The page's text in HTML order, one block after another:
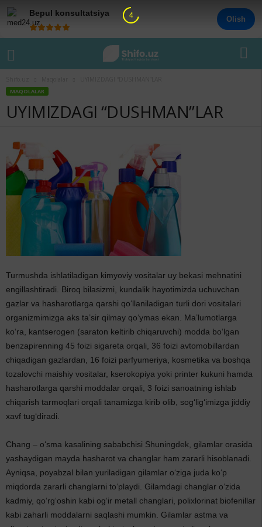
Bepul konsultatsiya
Olish
MAQOLALAR
UYIMIZDAGI “DUSHMAN”LAR
Turmushda ishlatiladigan kimyoviy vositalar uy bekasi mehnatini
engillashtiradi. Biroq bilasizmi, kundalik hayotimizda uchuvchan
gazlar va hasharotlarga qarshi qo‘llaniladigan turli dori vositalari
organizmimizga aks ta’sir qilmay qo‘ymas ekan. Ma’lumotlarga
ko‘ra, kantserogen (saraton keltirib chiqaruvchi) modda bo‘lgan
benzapirenning 45 foizi sigareta orqali, 36 foizi avtomobillardan
chiqadigan gazlardan, 16 foizi parfyumeriya, kosmetika va boshqa
tozalovchi maishiy vositalar, kserokopiya yoki printer kukuni hamda
hasharotlarga qarshi moddalar orqali, 3 foizi sanoatning ishlab
chiqarish tarmoqlari orqali tanamizga kirib olib, sog‘lig‘imizga jiddiy
xavf tug‘diradi.
Chang – o‘sma kasalining sababchisi Shuningdek, gilamlar orasida
yashaydigan mayda hasharot va changlar ham zararli hisoblanadi.
Ayniqsa, poyabzal bilan yuriladigan gilamlar o‘ziga juda ko‘p
miqdorda zararli changlarni to‘playdi. Gilamdagi changlar o‘zida
kadmiy, qo‘rg‘oshin kabi og‘ir metall changlari, polixlorinat biofenillar
kabi zaharli moddalarni saqlashi mumkin. Gilamlar astma va
4